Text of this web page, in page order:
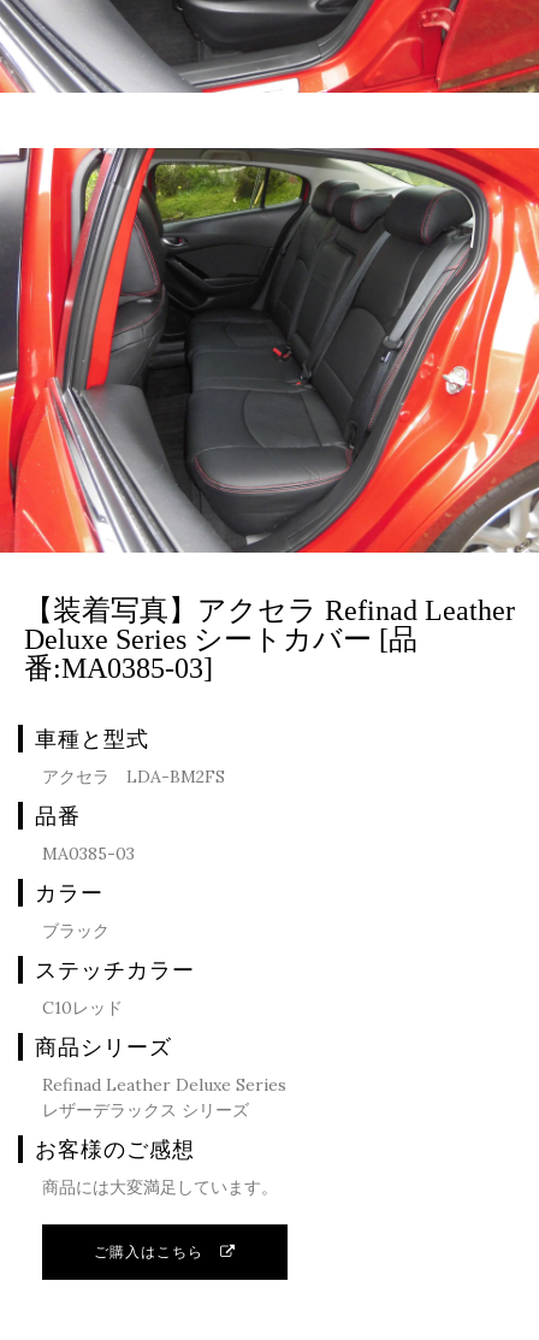
【装着写真】アクセラ Refinad Leather
Deluxe Series シートカバー [品
番:MA0385-03]
車種と型式
アクセラ LDA-BM2FS
品番
MA0385-03
カラー
ブラック
ステッチカラー
C10レッド
商品シリーズ
Refinad Leather Deluxe Series
レザーデラックス シリーズ
お客様のご感想
商品には大変満足しています。
ご購入はこちら